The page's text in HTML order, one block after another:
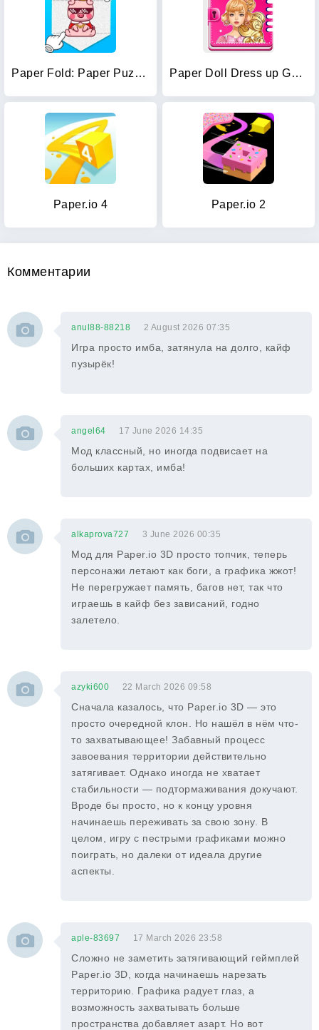
Paper Fold: Paper Puzzle 3D Paper Doll Dress up Games
Paper.io 4 Paper.io 2
Комментарии
anul88-88218 2 August 2026 07:35
Игра просто имба, затянула на долго, кайф
пузырёк!
angel64 17 June 2026 14:35
Мод классный, но иногда подвисает на
больших картах, имба!
alkaprova727 3 June 2026 00:35
Мод для Paper.io 3D просто топчик, теперь
персонажи летают как боги, а графика жжот!
Не перегружает память, багов нет, так что
играешь в кайф без зависаний, годно
залетело.
azyki600 22 March 2026 09:58
Сначала казалось, что Paper.io 3D — это
просто очередной клон. Но нашёл в нём что-
то захватывающее! Забавный процесс
завоевания территории действительно
затягивает. Однако иногда не хватает
стабильности — подтормаживания докучают.
Вроде бы просто, но к концу уровня
начинаешь переживать за свою зону. В
целом, игру с пестрыми графиками можно
поиграть, но далеки от идеала другие
аспекты.
aple-83697 17 March 2026 23:58
Сложно не заметить затягивающий геймплей
Paper.io 3D, когда начинаешь нарезать
территорию. Графика радует глаз, а
возможность захватывать больше
пространства добавляет азарт. Но вот